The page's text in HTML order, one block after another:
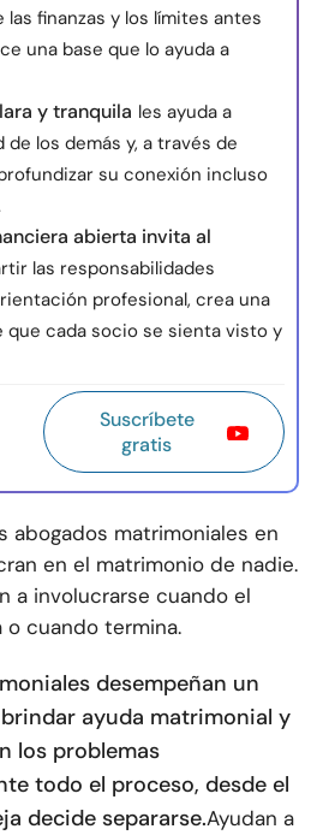
finanzas y los límites antes
una base que lo ayuda a
y tranquila les ayuda a
los demás y, a través de
su conexión incluso
abierta invita al
las responsabilidades
profesional, crea una
que cada socio se sienta visto y
Suscríbete
gratis
abogados matrimoniales en
en el matrimonio de nadie.
a involucrarse cuando el
o cuando termina.
desempeñan un
ayuda matrimonial y
los problemas
todo el proceso, desde el
decide separarse.Ayudan a